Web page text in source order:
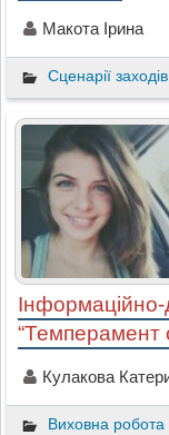
Макота Ірина
Сценарії
“Темперамент
Кулакова
Виховна робота